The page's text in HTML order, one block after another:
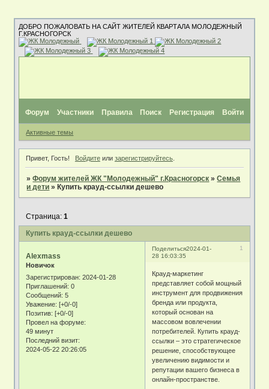
ДОБРО ПОЖАЛОВАТЬ НА САЙТ ЖИТЕЛЕЙ КВАРТАЛА МОЛОДЕЖНЫЙ
Г.КРАСНОГОРСК
Форум Участники Правила Поиск Регистрация Войти
Активные темы
Привет, Гость! Войдитеили зарегистрируйтесь.
»Форум жителей ЖК "Молодежный" г.Красногорск »Семья
и дети » Купить крауд-ссылки дешево
Купить крауд-ссылки дешево
Страница:1
Поделиться 1
2024-01-
28 16:03:35
Alexmass
Новичок
Зарегистрирован: 2024-01-28
Приглашений: 0
Сообщений: 5
Уважение: [+0/-0]
Позитив: [+0/-0]
Провел на форуме:
49 минут
Последний визит:
2024-05-22 20:26:05
Крауд-маркетинг
представляет собой мощный
инструмент для продвижения
бренда или продукта,
который основан на
массовом вовлечении
потребителей. Купить крауд-
ссылки – это стратегическое
решение, способствующее
увеличению видимости и
репутации вашего бизнеса в
онлайн-пространстве.